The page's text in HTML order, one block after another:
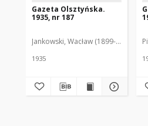
Gazeta Olsztyńska.
1935, nr 187
Jankowski, Wacław (1899-1975).
1935